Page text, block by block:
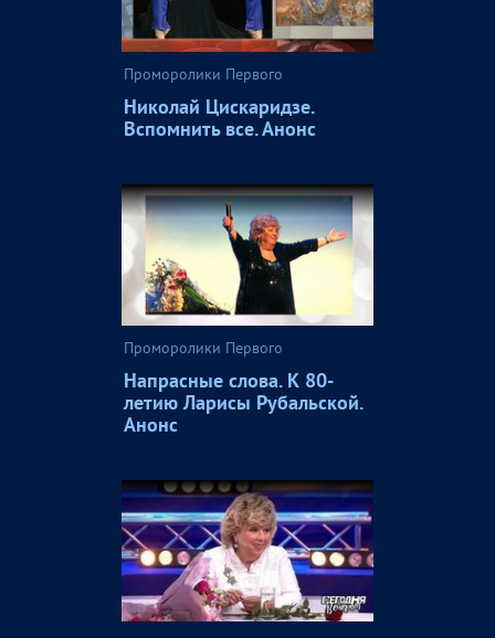
Проморолики Первого
Николай Цискаридзе.
Вспомнить все. Анонс
Проморолики Первого
Напрасные слова. К 80-
летию Ларисы Рубальской.
Анонс